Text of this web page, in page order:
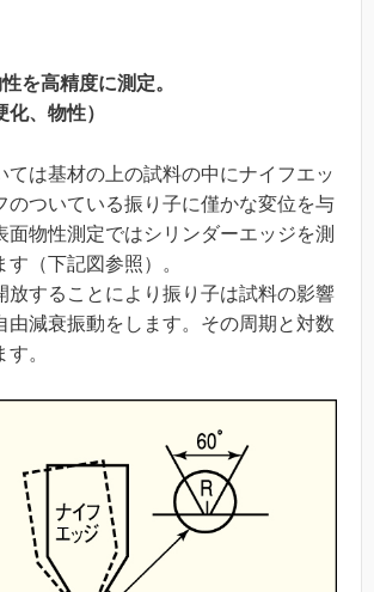
を高精度に測定。
、物性）
ては基材の上の試料の中にナイフエッ
のついている振り子に僅かな変位を与
面物性測定ではシリンダーエッジを測
（下記図参照）。
放することにより振り子は試料の影響
由減衰振動をします。その周期と対数
。